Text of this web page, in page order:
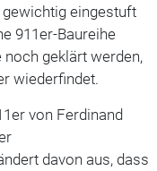
eingestuft
911er-Baureihe
geklärt werden,
wiederfindet.
von Ferdinand
davon aus, dass